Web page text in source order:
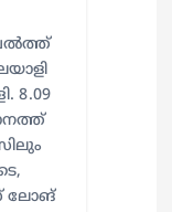
8.09
ലോങ്